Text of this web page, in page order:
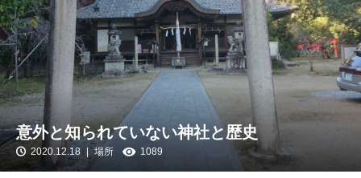
意外と知られていない神社と歴史
2020.12.18 場所 1089